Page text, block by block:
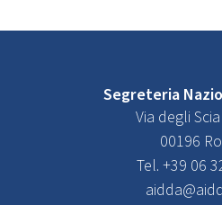
Segreteria
Via degli
00196
Tel. +39 06